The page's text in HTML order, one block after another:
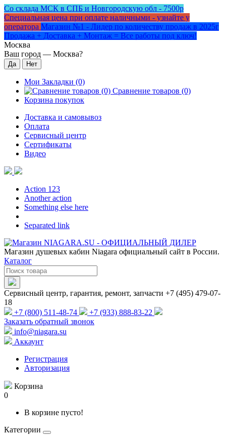
Со склада МСК в СПБ и Новгородскую обл - 7500р
Специальная цена при оплате наличными - узнайте у
оператора Магазин №1 - Лидер по количеству продаж в 2025г
Продажа + Доставка + Монтаж = Все работы под ключ!
Москва
Ваш город — Москва?
Мои Закладки (0)
Сравнение товаров (0)
Корзина покупок
Доставка и самовывоз
Оплата
Сервисный центр
Сертификаты
Видео
Action 123
Another action
Something else here
Separated link
Магазин душевых кабин Niagara официальный сайт в России.
Каталог
Сервисный центр, гарантия, ремонт, запчасти +7 (495) 479-07-
18
+7 (800) 511-48-74
+7 (933) 888-83-22
Заказать обратный звонок
info@niagara.su
Аккаунт
Регистрация
Авторизация
Корзина
0
В корзине пусто!
Категории